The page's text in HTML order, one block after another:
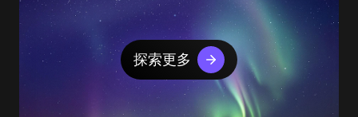
探索更多